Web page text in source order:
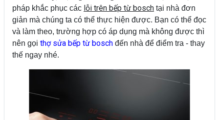
pháp khắc phục các lỗi trên bếp từ bosch tại nhà đơn
giản mà chúng ta có thể thực hiện được. Bạn có thể đọc
và làm theo, trường hợp có áp dụng mà không được thì
nên gọi thợ sửa bếp từ bosch đến nhà để điểm tra - thay
thế ngay nhé.